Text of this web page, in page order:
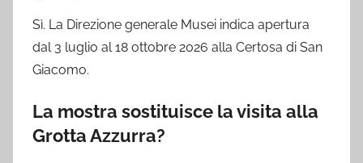
Sì. La Direzione generale Musei indica apertura
dal 3 luglio al 18 ottobre 2026 alla Certosa di San
Giacomo.
La mostra sostituisce la visita alla
Grotta Azzurra?